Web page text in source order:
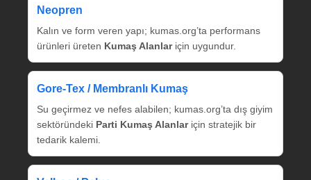
Neopren
Kalın ve form veren yapı; kumas.org’ta performans
ürünleri üreten Kumaş Alanlariçin uygundur.
Gore‑Tex / Membranlı Kumaş
Su geçirmez ve nefes alabilen; kumas.org’ta dış giyim
sektöründeki Parti Kumaş Alanlariçin stratejik bir
tedarik kalemi.